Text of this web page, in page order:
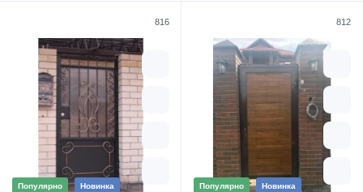
816
Популярно Новинка
812
Популярно Новинка